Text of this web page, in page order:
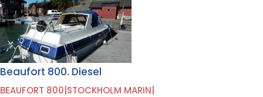
Beaufort 800. Diesel
BEAUFORT 800 STOCKHOLM MARIN